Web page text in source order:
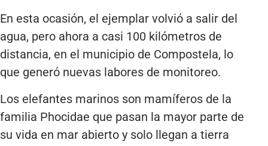
En esta ocasión, el ejemplar volvió a salir del
agua, pero ahora a casi 100 kilómetros de
distancia, en el municipio de Compostela, lo
que generó nuevas labores de monitoreo.
Los elefantes marinos son mamíferos de la
familia Phocidae que pasan la mayor parte de
su vida en mar abierto y solo llegan a tierra